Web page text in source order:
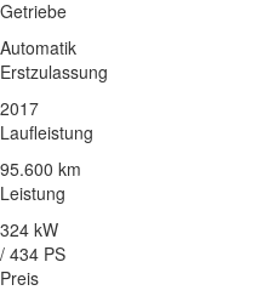
Getriebe
Automatik
Erstzulassung
2017
Laufleistung
95.600 km
Leistung
324 kW
/ 434 PS
Preis